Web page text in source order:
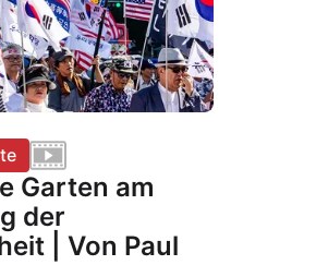
Garten am
der
| Von Paul